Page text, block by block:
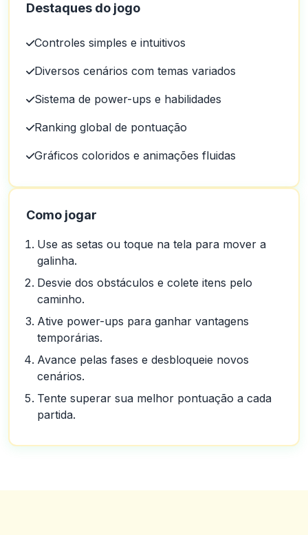
Destaques do jogo
Controles simples e intuitivos
Diversos cenários com temas variados
Sistema de power-ups e habilidades
Ranking global de pontuação
Gráficos coloridos e animações fluidas
Como jogar
Use as setas ou toque na tela para mover a
galinha.
Desvie dos obstáculos e colete itens pelo
caminho.
Ative power-ups para ganhar vantagens
temporárias.
Avance pelas fases e desbloqueie novos
cenários.
Tente superar sua melhor pontuação a cada
partida.